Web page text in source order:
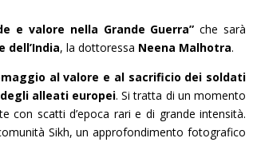
e valore nella Grande Guerra” che sarà
dell’India, la dottoressa Neena Malhotra.
al valore e al sacrificio dei soldati
alleati europei. Si tratta di un momento
con scatti d’epoca rari e di grande intensità.
Sikh, un approfondimento fotografico